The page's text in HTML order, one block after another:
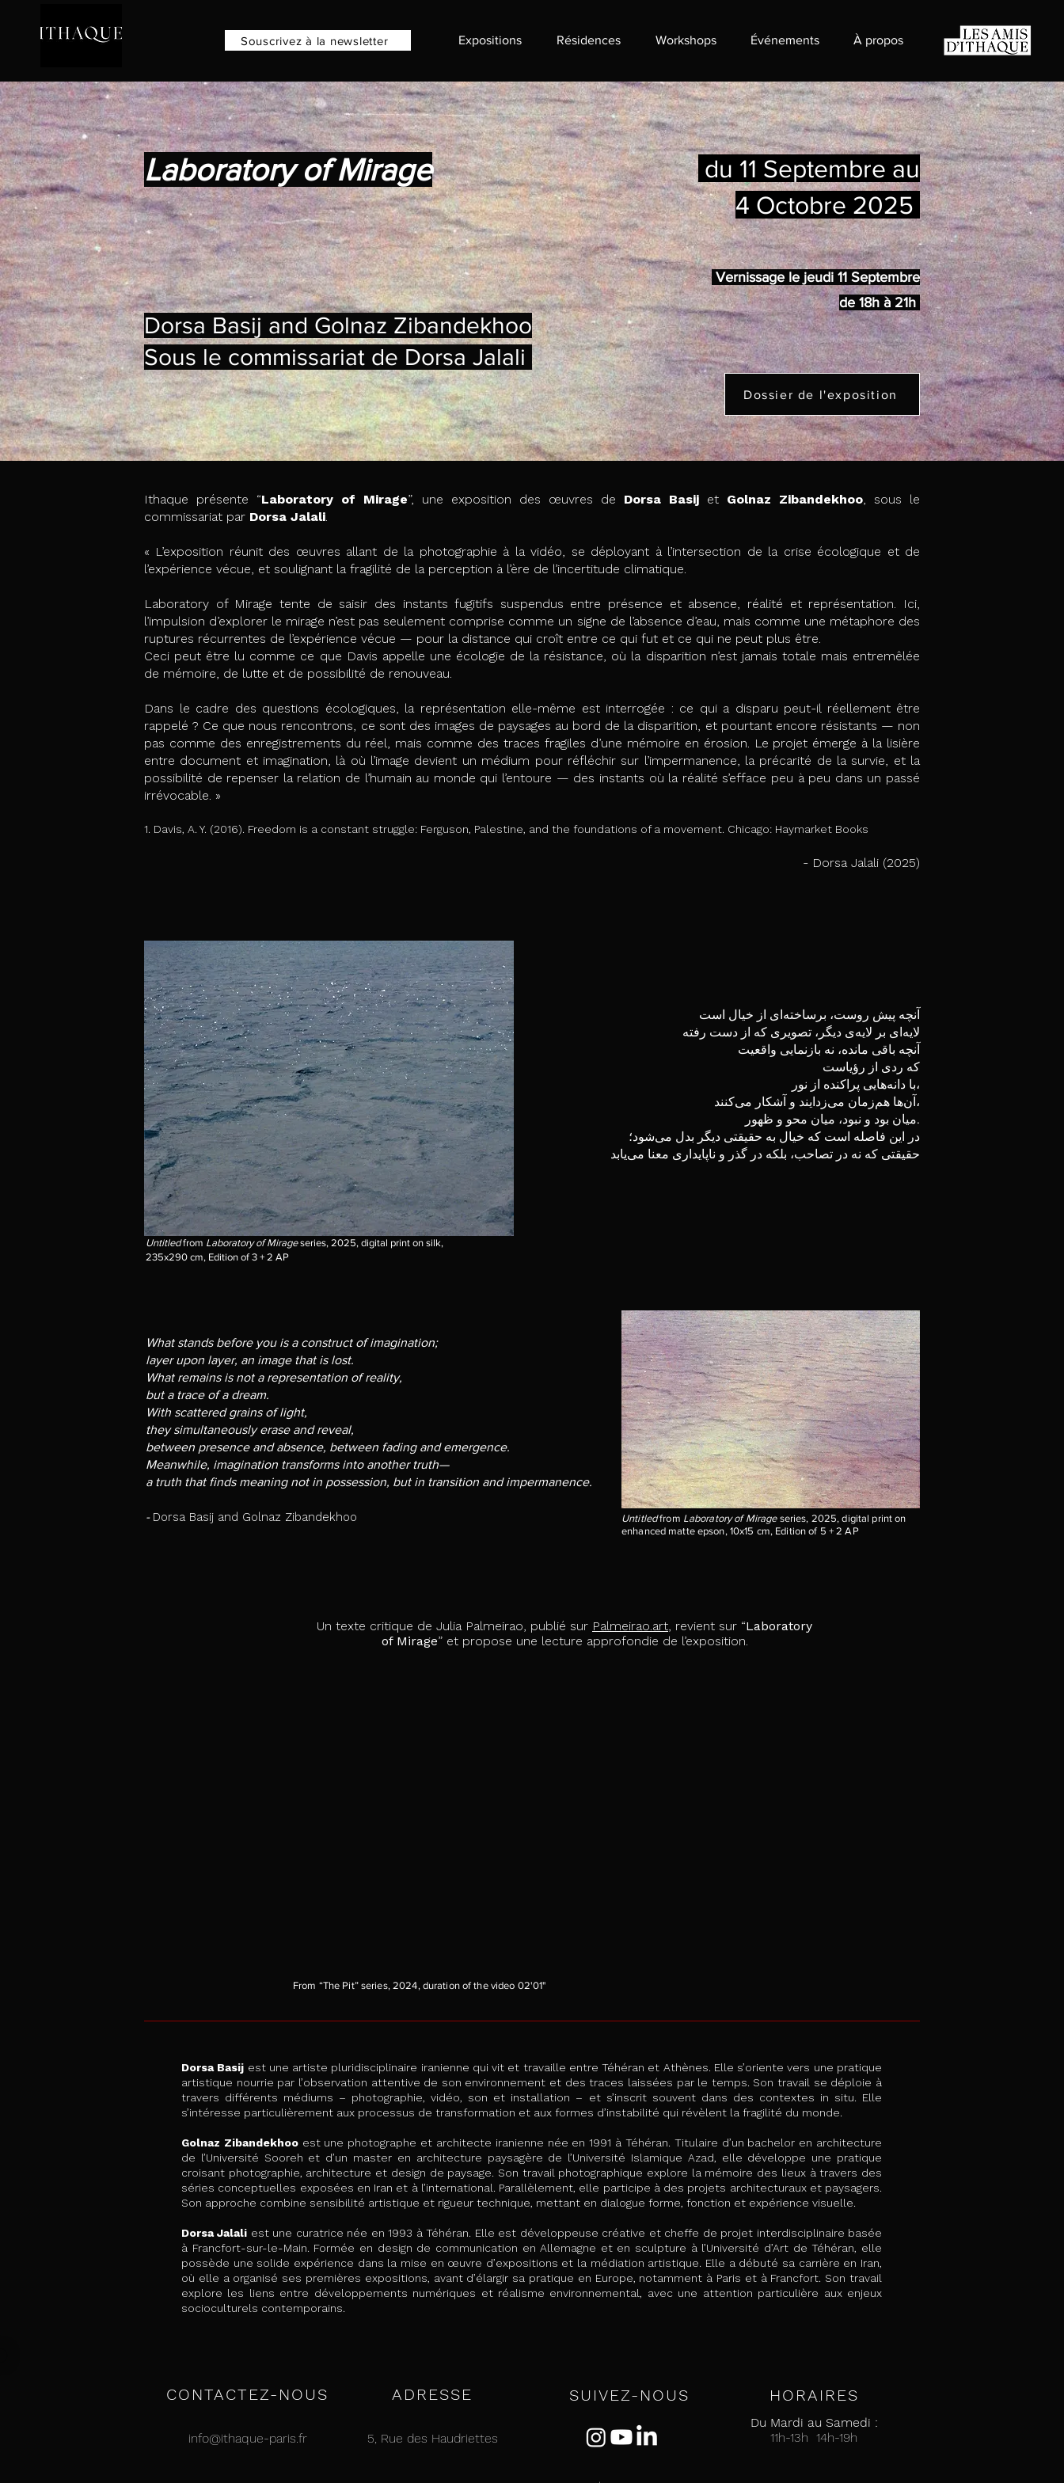
​Souscrivez à la newsletter Expositions Résidences Workshops Événements À propos
Laboratory of Mirage
du 11 Septembre au
4 Octobre 2025
Dorsa Basij and Golnaz Zibandekhoo
Vernissage le jeudi 11 Septembre
de 18h à 21h
Sous le commissariat de Dorsa Jalali
Dossier de l'exposition
Ithaque présente “Laboratory of Mirage”, une exposition des œuvres de Dorsa Basij et Golnaz Zibandekhoo, sous le
commissariat par Dorsa Jalali.
« L’exposition réunit des œuvres allant de la photographie à la vidéo, se déployant à l’intersection de la crise écologique et de
l’expérience vécue, et soulignant la fragilité de la perception à l’ère de l’incertitude climatique.
Laboratory of Mirage tente de saisir des instants fugitifs suspendus entre présence et absence, réalité et représentation. Ici,
l’impulsion d’explorer le mirage n’est pas seulement comprise comme un signe de l’absence d’eau, mais comme une métaphore des
ruptures récurrentes de l’expérience vécue — pour la distance qui croît entre ce qui fut et ce qui ne peut plus être.
Ceci peut être lu comme ce que Davis appelle une écologie de la résistance, où la disparition n’est jamais totale mais entremêlée
de mémoire, de lutte et de possibilité de renouveau.
Dans le cadre des questions écologiques, la représentation elle-même est interrogée : ce qui a disparu peut-il réellement être
rappelé ? Ce que nous rencontrons, ce sont des images de paysages au bord de la disparition, et pourtant encore résistants — non
pas comme des enregistrements du réel, mais comme des traces fragiles d’une mémoire en érosion. Le projet émerge à la lisière
entre document et imagination, là où l’image devient un médium pour réfléchir sur l’impermanence, la précarité de la survie, et la
possibilité de repenser la relation de l’humain au monde qui l’entoure — des instants où la réalité s’efface peu à peu dans un passé
irrévocable. »
1. Davis, A. Y. (2016). Freedom is a constant struggle: Ferguson, Palestine, and the foundations of a movement. Chicago: Haymarket Books
- Dorsa Jalali (2025)
آنچه پیش روست، برساخته‌ای از خیال است
لایه‌ای بر لایه‌ی دیگر، تصویری که از دست رفته
آنچه باقی مانده، نه بازنمایی واقعیت
که ردی از رؤیاست
با دانه‌هایی پراکنده از نور،
آن‌ها هم‌زمان می‌زدایند و آشکار می‌کنند،
میان بود و نبود، میان محو و ظهور.
در این فاصله است که خیال به حقیقتی دیگر بدل می‌شود؛
حقیقتی که نه در تصاحب، بلکه در گذر و ناپایداری معنا می‌یابد
Untitledfrom Laboratory of Mirageseries, 2025, digital print on silk,
235x290 cm, Edition of 3 + 2 AP
What stands before you is a construct of imagination;
layer upon layer, an image that is lost.
What remains is not a representation of reality,
but a trace of a dream.
With scattered grains of light,
they simultaneously erase and reveal,
between presence and absence, between fading and emergence.
Meanwhile, imagination transforms into another truth—
a truth that finds meaning not in possession, but in transition and impermanence.
- Dorsa Basij and Golnaz Zibandekhoo Untitledfrom Laboratory of Mirage series, 2025, digital print on
enhanced matte epson, 10x15 cm, Edition of 5 + 2 AP
Un texte critique de Julia Palmeirao, publié sur Palmeirao.art, revient sur “Laboratory
of Mirage”et propose une lecture approfondie de l’exposition.
From “The Pit” series, 2024, duration of the video 02'01"
Dorsa Basij est une artiste pluridisciplinaire iranienne qui vit et travaille entre Téhéran et Athènes. Elle s’oriente vers une pratique
artistique nourrie par l’observation attentive de son environnement et des traces laissées par le temps. Son travail se déploie à
travers différents médiums – photographie, vidéo, son et installation – et s’inscrit souvent dans des contextes in situ. Elle
s’intéresse particulièrement aux processus de transformation et aux formes d’instabilité qui révèlent la fragilité du monde.
Golnaz Zibandekhoo est une photographe et architecte iranienne née en 1991 à Téhéran. Titulaire d’un bachelor en architecture
de l’Université Sooreh et d’un master en architecture paysagère de l’Université Islamique Azad, elle développe une pratique
croisant photographie, architecture et design de paysage. Son travail photographique explore la mémoire des lieux à travers des
séries conceptuelles exposées en Iran et à l’international. Parallèlement, elle participe à des projets architecturaux et paysagers.
Son approche combine sensibilité artistique et rigueur technique, mettant en dialogue forme, fonction et expérience visuelle.
Dorsa Jalali est une curatrice née en 1993 à Téhéran. Elle est développeuse créative et cheffe de projet interdisciplinaire basée
à Francfort-sur-le-Main. Formée en design de communication en Allemagne et en sculpture à l’Université d’Art de Téhéran, elle
possède une solide expérience dans la mise en œuvre d’expositions et la médiation artistique. Elle a débuté sa carrière en Iran,
où elle a organisé ses premières expositions, avant d’élargir sa pratique en Europe, notamment à Paris et à Francfort. Son travail
explore les liens entre développements numériques et réalisme environnemental, avec une attention particulière aux enjeux
socioculturels contemporains.
CONTACTEZ-NOUS ADRESSE
info@ithaque-paris.fr 5, Rue des Haudriettes
SUIVEZ-NOUS HORAIRES
Du Mardi au Samedi :
11h-13h 14h-19h